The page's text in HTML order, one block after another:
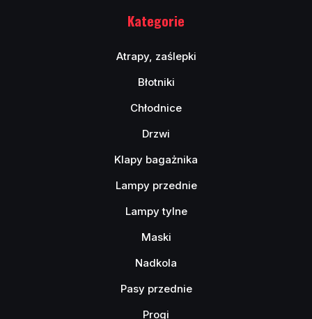
Kategorie
Atrapy, zaślepki
Błotniki
Chłodnice
Drzwi
Klapy bagażnika
Lampy przednie
Lampy tylne
Maski
Nadkola
Pasy przednie
Progi